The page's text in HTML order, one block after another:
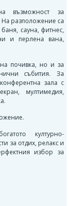
възможност за
На разположение са
сауна, фитнес,
и перлена вана,
почивка, но и за
събития. За
зала с
мултимедия,
културно-
за отдих, релакс и
избор за